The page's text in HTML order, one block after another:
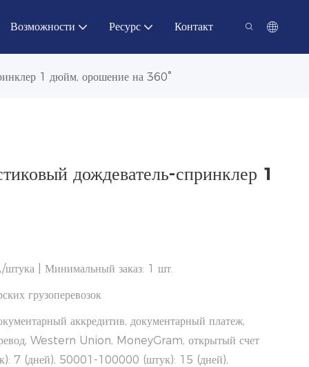
Возможности Ресурс Контакт
1 дюйм, орошение на 360°
дождеватель-спринклер 1
| Минимальный заказ: 1 шт.
грузоперевозок
аккредитив, документарный платеж,
Western Union, MoneyGram, открытый счет
7 (дней), 50001-100000 (штук): 15 (дней),